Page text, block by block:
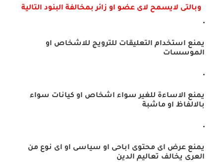
وبالتى لايسمح لاى عضو او زائر بمخالفة البنود التالية
يمنع استخدام التعليقات للترويج للاشخاص او
الموسسات
يمنع الاساءة للغير سواء اشخاص او كيانات سواء
بالالفاظ او ماشبة
يمنع عرض اى محتوى اباحى او سياسى او اى نوع من
العرى يخالف تعاليم الدين